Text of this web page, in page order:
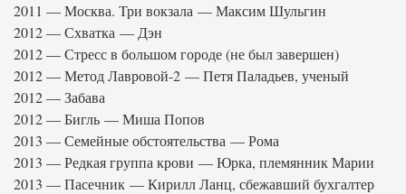
2011 — Москва. Три вокзала — Максим Шульгин
2012 — Схватка — Дэн
2012 — Стресс в большом городе (не был завершен)
2012 — Метод Лавровой-2 — Петя Паладьев, ученый
2012 — Забава
2012 — Бигль — Миша Попов
2013 — Семейные обстоятельства — Рома
2013 — Редкая группа крови — Юрка, племянник Марии
2013 — Пасечник — Кирилл Ланц, сбежавший бухгалтер